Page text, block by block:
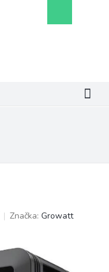
košík
Značka: Growatt